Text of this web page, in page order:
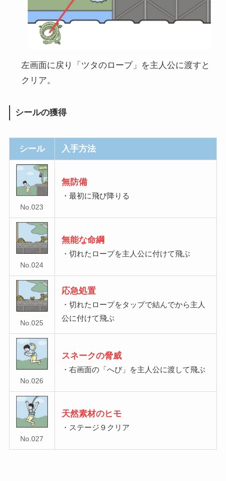
左画面に戻り「ツタのロープ」を主人公に渡すと
クリア。
シールの獲得
シール 入手方法
No.023
無防備
・最初に飛び降りる
No.024
無能な命綱
・切れたロープを主人公に付けて飛ぶ
No.025
応急処置
・切れたロープをタップで結んでから主人
公に付けて飛ぶ
No.026
スネークの脅威
・右画面の「へび」を主人公に渡して飛ぶ
No.027
天然素材のヒモ
・ステージ９クリア